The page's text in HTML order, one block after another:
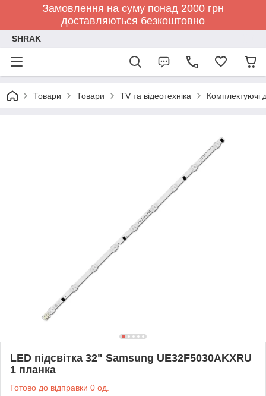
Замовлення на суму понад 2000 грн
доставляються безкоштовно
SHRAK
Товари Товари TV та відеотехніка Комплектуючі
LED підсвітка 32" Samsung UE32F5030AKXRU
1 планка
Готово до відправки 0 од.